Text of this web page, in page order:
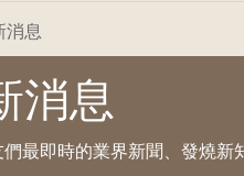
消息
消息
最即時的業界新聞、發燒新